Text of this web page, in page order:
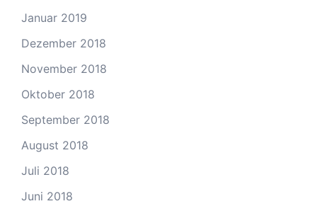
Januar 2019
Dezember 2018
November 2018
Oktober 2018
September 2018
August 2018
Juli 2018
Juni 2018